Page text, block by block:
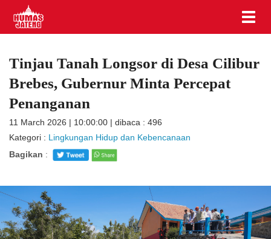
Tinjau Tanah Longsor di Desa Cilibur
Brebes, Gubernur Minta Percepat
Penanganan
11 March 2026 | 10:00:00 | dibaca : 496
Kategori : Lingkungan Hidup dan Kebencanaan
Bagikan :